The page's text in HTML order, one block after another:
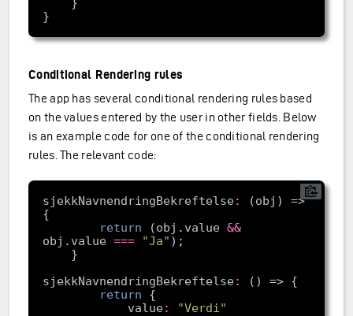
Conditional Rendering rules
The app has several conditional rendering rules based
on the values entered by the user in other fields. Below
is an example code for one of the conditional rendering
rules. The relevant code:
sjekkNavnendringBekreftelse:
(obj) =>
return (obj.value &&
obj.value === "Ja"
sjekkNavnendringBekreftelse:
return
            value
:
"Verdi"